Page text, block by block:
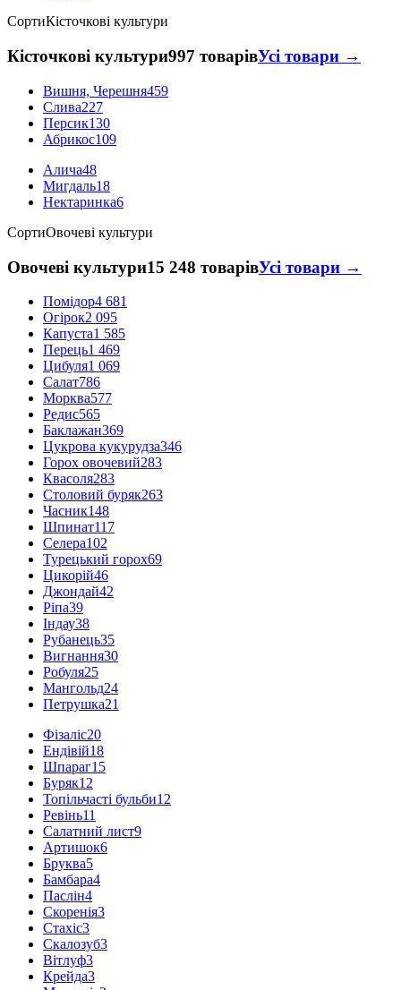
СортиКісточкові культури
Кісточкові культури997 товарівУсі товари →
Вишня, Черешня459
Слива227
Персик130
Абрикос109
Алича48
Мигдаль18
Нектаринка6
СортиОвочеві культури
Овочеві культури15 248 товарівУсі товари →
Помідор4 681
Огірок2 095
Капуста1 585
Перець1 469
Цибуля1 069
Салат786
Морква577
Редис565
Баклажан369
Цукрова кукурудза346
Горох овочевий283
Квасоля283
Столовий буряк263
Часник148
Шпинат117
Селера102
Турецький горох69
Цикорій46
Джондай42
Ріпа39
Індау38
Рубанець35
Вигнання30
Робуля25
Мангольд24
Петрушка21
Фізаліс20
Ендівій18
Шпараг15
Буряк12
Топільчасті бульби12
Ревінь11
Салатний лист9
Артишок6
Бруква5
Бамбара4
Паслін4
Скоренія3
Стахіс3
Скалозуб3
Вітлуф3
Крейда3